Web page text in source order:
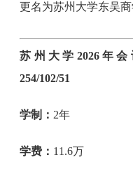
更名为苏州大学东吴商
苏州大学2026年
254/102/51
学制： 2年
学费： 11.6万